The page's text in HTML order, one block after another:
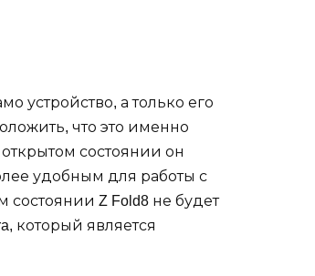
устройство, а только его
что это именно
открытом состоянии он
удобным для работы с
Z Fold8 не будет
который является